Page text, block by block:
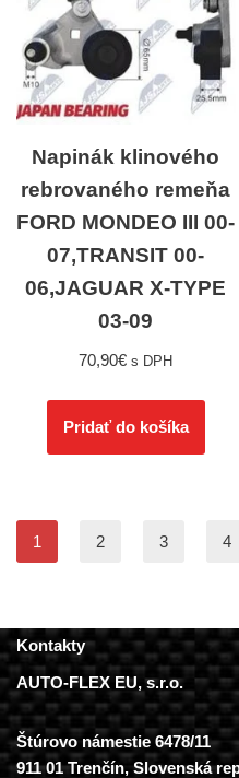
Napinák klinového
rebrovaného remeňa
FORD MONDEO III 00-
07,TRANSIT 00-
06,JAGUAR X-TYPE
03-09
70,90€ s DPH
Pridať do košíka
1 2 3 4
Kontakty
AUTO-FLEX EU, s.r.o.
Štúrovo námestie 6478/11
911 01 Trenčín, Slovenská